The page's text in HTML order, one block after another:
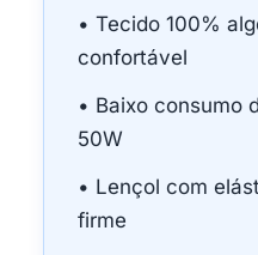
• Tecido 100%
confortável
• Baixo consumo
50W
• Lençol com
firme